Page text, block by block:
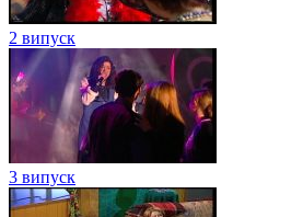
2 випуск
3 випуск